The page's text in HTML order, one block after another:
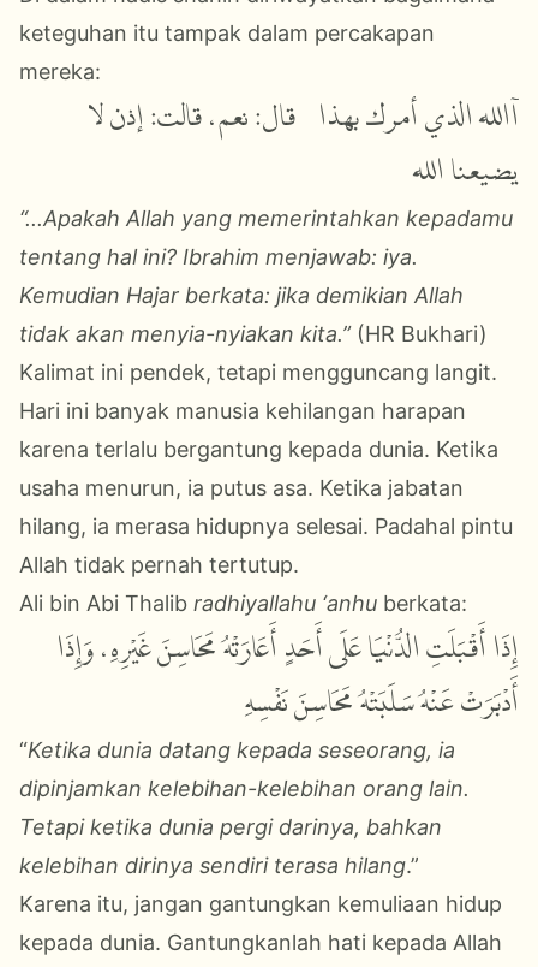
keteguhan itu tampak dalam percakapan
mereka:
آالله الذي أمرك بهذا ؟ قال: نعم، قالت: إذن لا
يضيعنا الله
“...Apakah Allah yang memerintahkan kepadamu
tentang hal ini? Ibrahim menjawab: iya.
Kemudian Hajar berkata: jika demikian Allah
tidak akan menyia-nyiakan kita.” (HR Bukhari)
Kalimat ini pendek, tetapi mengguncang langit.
Hari ini banyak manusia kehilangan harapan
karena terlalu bergantung kepada dunia. Ketika
usaha menurun, ia putus asa. Ketika jabatan
hilang, ia merasa hidupnya selesai. Padahal pintu
Allah tidak pernah tertutup.
Ali bin Abi Thalib radhiyallahu ‘anhu berkata:
إِذَا أَقْبَلَتِ الدُّنْيَا عَلَى أَحَدٍ أَعَارَتْهُ مَحَاسِنَ غَيْرِهِ، وَإِذَا
أَدْبَرَتْ عَنْهُ سَلَبَتْهُ مَحَاسِنَ نَفْسِهِ
“Ketika dunia datang kepada seseorang, ia
dipinjamkan kelebihan-kelebihan orang lain.
Tetapi ketika dunia pergi darinya, bahkan
kelebihan dirinya sendiri terasa hilang.”
Karena itu, jangan gantungkan kemuliaan hidup
kepada dunia. Gantungkanlah hati kepada Allah